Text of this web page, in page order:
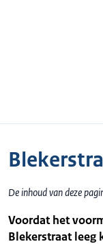
De inhoud van deze
Voordat het
Blekerstraat leeg